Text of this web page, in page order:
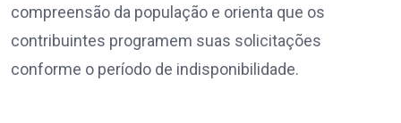
compreensão da população e orienta que os
contribuintes programem suas solicitações
conforme o período de indisponibilidade.